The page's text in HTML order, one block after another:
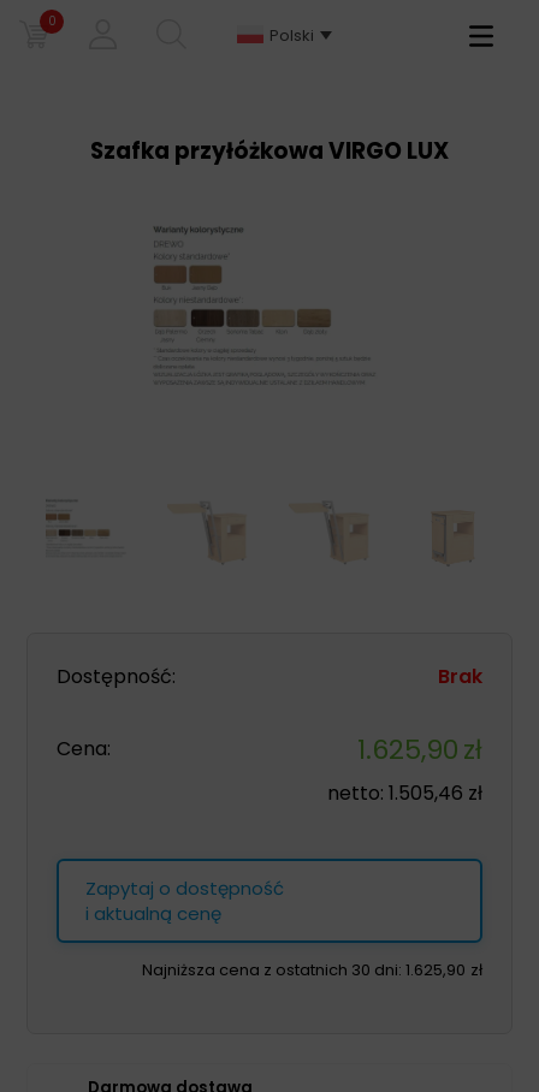
0
Polski
Primary
Szafka przyłóżkowa VIRGO LUX
Dostępność: Brak
Cena: 1.625,90zł
netto: 1.505,46 zł
Zapytaj o dostępność
i aktualną cenę
Najniższa cena z ostatnich 30 dni: 1.625,90 zł